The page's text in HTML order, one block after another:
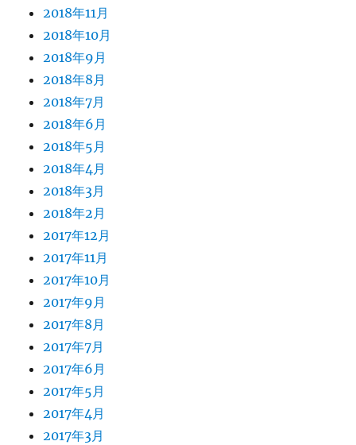
2018年11月
2018年10月
2018年9月
2018年8月
2018年7月
2018年6月
2018年5月
2018年4月
2018年3月
2018年2月
2017年12月
2017年11月
2017年10月
2017年9月
2017年8月
2017年7月
2017年6月
2017年5月
2017年4月
2017年3月